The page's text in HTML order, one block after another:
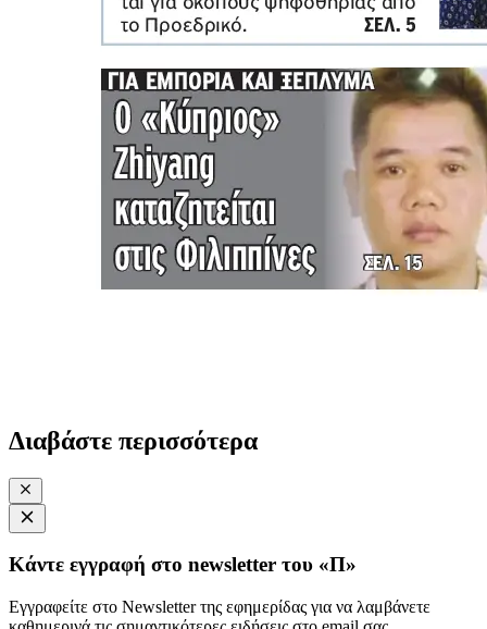
Διαβάστε περισσότερα
Κάντε εγγραφή στο newsletter του «Π»
Εγγραφείτε στο Newsletter της εφημερίδας για να λαμβάνετε